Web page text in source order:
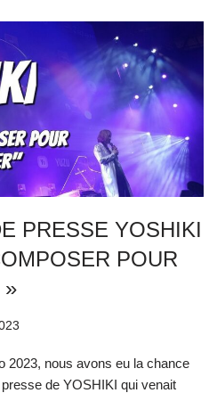
PRESSE YOSHIKI
POUR
»
2023, nous avons eu la chance
de YOSHIKI qui venait